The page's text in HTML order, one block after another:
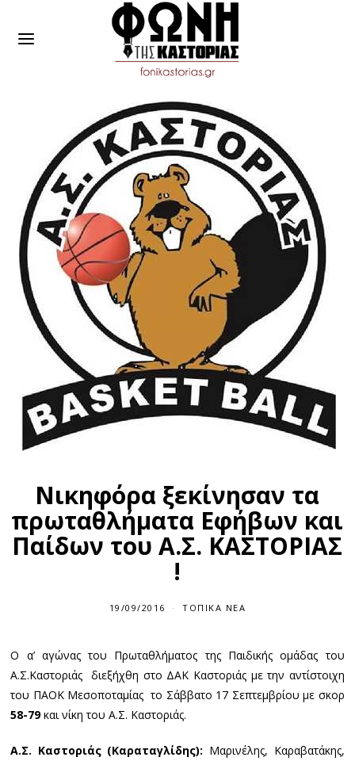
Νικηφόρα ξεκίνησαν τα
πρωταθλήματα Εφήβων και
Παίδων του Α.Σ. ΚΑΣΤΟΡΙΑΣ
!
19/09/2016 ΤΟΠΙΚΆ ΝΈΑ
Ο α’ αγώνας του Πρωταθλήματος της Παιδικής ομάδας του
Α.Σ.Καστοριάς διεξήχθη στο ΔΑΚ Καστοριάς με την αντίστοιχη
του ΠΑΟΚ Μεσοποταμίας το Σάββατο 17 Σεπτεμβρίου με σκορ
58-79και νίκη του Α.Σ. Καστοριάς.
Α.Σ. Καστοριάς (Καραταγλίδης): Μαρινέλης, Καραβατάκης,